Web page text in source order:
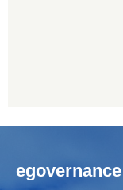
egovernance